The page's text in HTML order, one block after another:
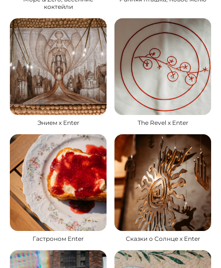
коктейли
Энием х Enter The Revel x Enter
Гастроном Enter Сказки о Солнце x Enter